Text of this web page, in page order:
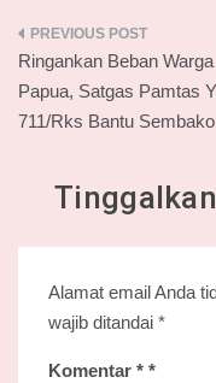
Navigasi
pos
Ringankan Beban Warga
Papua, Satgas Pamtas
711/Rks Bantu Sembako
Alamat email Anda
wajib ditandai *
Komentar *